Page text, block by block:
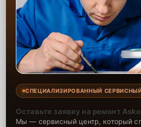
СПЕЦИАЛИЗИРОВАННЫЙ СЕРВИСНЫЙ
Оставьте заявку на ремонт Asko
Мы — сервисный центр, который